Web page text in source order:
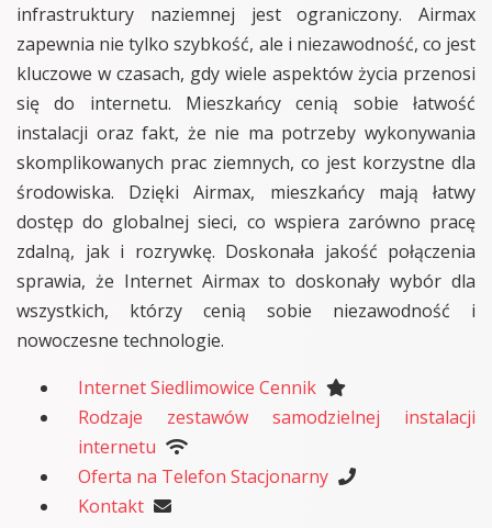
infrastruktury naziemnej jest ograniczony. Airmax
zapewnia nie tylko szybkość, ale i niezawodność, co jest
kluczowe w czasach, gdy wiele aspektów życia przenosi
się do internetu. Mieszkańcy cenią sobie łatwość
instalacji oraz fakt, że nie ma potrzeby wykonywania
skomplikowanych prac ziemnych, co jest korzystne dla
środowiska. Dzięki Airmax, mieszkańcy mają łatwy
dostęp do globalnej sieci, co wspiera zarówno pracę
zdalną, jak i rozrywkę. Doskonała jakość połączenia
sprawia, że Internet Airmax to doskonały wybór dla
wszystkich, którzy cenią sobie niezawodność i
nowoczesne technologie.
Internet Siedlimowice Cennik
Rodzaje zestawów samodzielnej instalacji
internetu
Oferta na Telefon Stacjonarny
Kontakt